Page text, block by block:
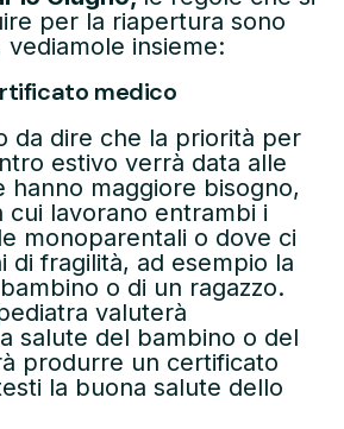
per la riapertura sono
insieme:
medico
da dire che la priorità per
estivo verrà data alle
hanno maggiore bisogno,
cui lavorano entrambi i
monoparentali o dove ci
di fragilità, ad esempio la
o di un ragazzo.
valuterà
salute del bambino o del
produrre un certificato
la buona salute dello